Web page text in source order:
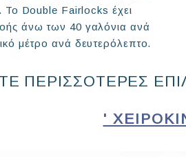
Το Double Fairlocks έχει
άνω των 40 γαλόνια ανά
μέτρο ανά δευτερόλεπτο.
ΠΕΡΙΣΣΟΤΕΡΕΣ
'